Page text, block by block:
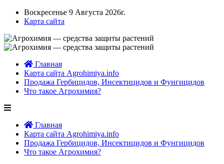
Воскресенье 9 Августа 2026г.
Карта сайта
Главная
Карта сайта Agrohimiya.info
Продажа Гербицидов, Инсектицидов и Фунгицидов
Что такое Агрохимия?
Главная
Карта сайта Agrohimiya.info
Продажа Гербицидов, Инсектицидов и Фунгицидов
Что такое Агрохимия?